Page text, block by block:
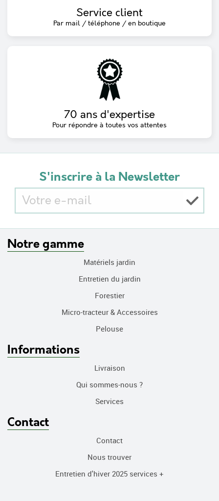
Service client
Par mail / téléphone / en boutique
70 ans d'expertise
Pour répondre à toutes vos attentes
S'inscrire à la Newsletter
Notre gamme
Matériels jardin
Entretien du jardin
Forestier
Micro-tracteur & Accessoires
Pelouse
Informations
Livraison
Qui sommes-nous ?
Services
Contact
Contact
Nous trouver
Entretien d'hiver 2025 services +